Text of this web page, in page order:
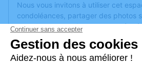
Nous vous invitons à utiliser cet
condoléances, partager des photos
anecdote ou exprimer vos pensées
ou des textes. Cet endroit est un lieu
honorer la mémoire de Stephanie